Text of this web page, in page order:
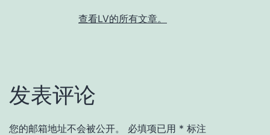
查看LV的所有文章。
发表评论
您的邮箱地址不会被公开。 必填项已用 * 标注